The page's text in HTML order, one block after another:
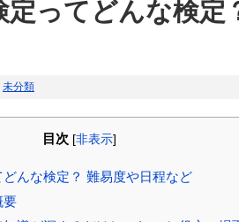
定ってどんな検定
未分類
目次 [非表示]
んな検定？ 難易度や日程など
要